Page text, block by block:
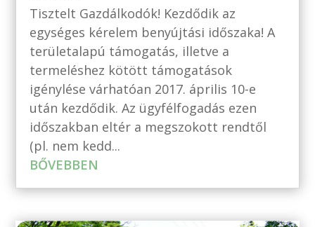
Tisztelt Gazdálkodók! Kezdődik az
egységes kérelem benyújtási időszaka! A
területalapú támogatás, illetve a
termeléshez kötött támogatások
igénylése várhatóan 2017. április 10-e
után kezdődik. Az ügyfélfogadás ezen
időszakban eltér a megszokott rendtől
(pl. nem kedd...
BŐVEBBEN